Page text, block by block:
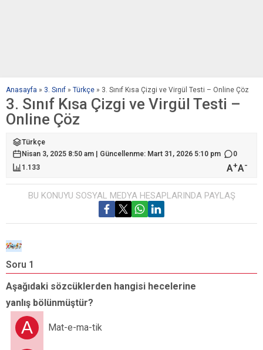
Anasayfa » 3. Sınıf » Türkçe » 3. Sınıf Kısa Çizgi ve Virgül Testi – Online Çöz
3. Sınıf Kısa Çizgi ve Virgül Testi –
Online Çöz
Türkçe
Nisan 3, 2025 8:50 am | Güncellenme: Mart 31, 2026 5:10 pm
0
1.133
A+A-
BU KONUYU SOSYAL MEDYA HESAPLARINDA PAYLAŞ
Soru 1
Aşağıdaki sözcüklerden hangisi hecelerine
yanlış bölünmüştür?
A Mat-e-ma-tik